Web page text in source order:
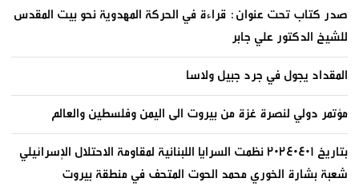
صدر كتاب تحت عنوان: قراءة في الحركة المهدوية نحو بيت المقدس
للشيخ الدكتور علي جابر
المقداد يجول في جرد جبيل ولاسا
مؤتمر دولي لنصرة غزة من بيروت الى اليمن وفلسطين والعالم
بتاريخ ٢٠٢٤٠٤٠١ نظمت السرايا اللبنانية لمقاومة الاحتلال الإسرائيلي
شعبة بشارة الخوري محمد الحوت المتحف في منطقة بيروت